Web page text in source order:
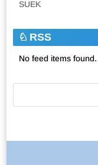
SUEK
RSS
No feed items found.